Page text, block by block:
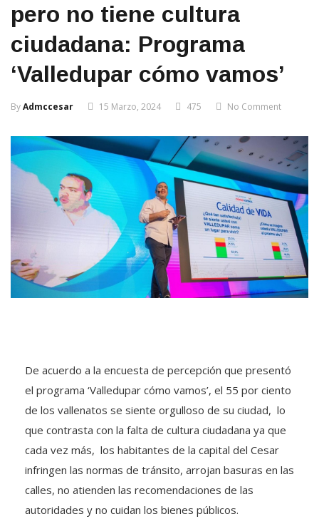
pero no tiene cultura
ciudadana: Programa
‘Valledupar cómo vamos’
ByAdmccesar 15 Marzo, 2024 475 No Comment
De acuerdo a la encuesta de percepción que presentó
el programa ‘Valledupar cómo vamos’, el 55 por ciento
de los vallenatos se siente orgulloso de su ciudad, lo
que contrasta con la falta de cultura ciudadana ya que
cada vez más, los habitantes de la capital del Cesar
infringen las normas de tránsito, arrojan basuras en las
calles, no atienden las recomendaciones de las
autoridades y no cuidan los bienes públicos.